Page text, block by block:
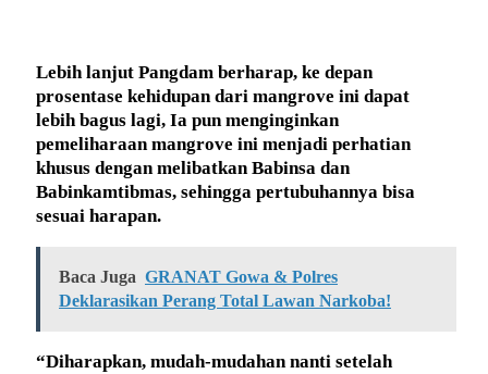
Lebih lanjut Pangdam berharap, ke depan
prosentase kehidupan dari mangrove ini dapat
lebih bagus lagi, Ia pun menginginkan
pemeliharaan mangrove ini menjadi perhatian
khusus dengan melibatkan Babinsa dan
Babinkamtibmas, sehingga pertubuhannya bisa
sesuai harapan.
Baca Juga GRANAT Gowa & Polres
Deklarasikan Perang Total Lawan Narkoba!
“Diharapkan, mudah-mudahan nanti setelah